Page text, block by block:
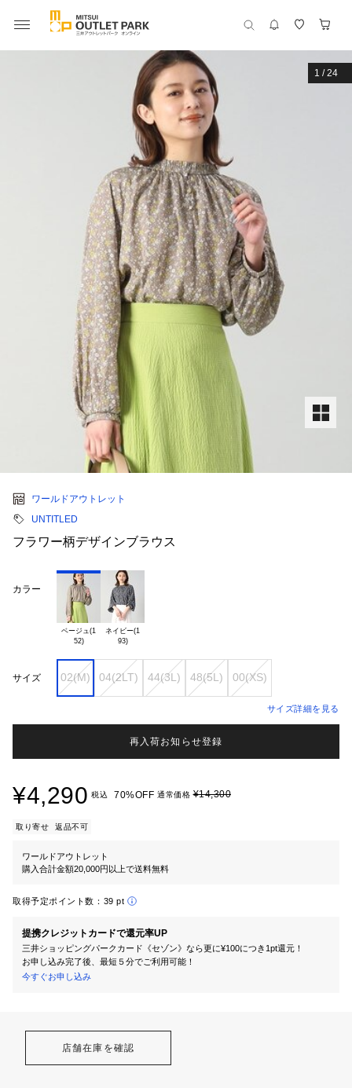
1 /24
ワールドアウトレット
UNTITLED
フラワー柄デザインブラウス
カラー
ベージュ(1
52)
ネイビー(1
93)
サイズ 02(M) 04(2LT) 44(3L) 48(5L) 00(XS)
サイズ詳細を見る
再入荷お知らせ登録
¥4,290 税込 70%OFF 通常価格¥14,300
取り寄せ 返品不可
ワールドアウトレット
購入合計金額20,000円以上で送料無料
取得予定ポイント数： 39 pt
提携クレジットカードで還元率UP
三井ショッピングパークカード《セゾン》なら更に¥100につき1pt還元！
お申し込み完了後、最短５分でご利用可能！
今すぐお申し込み
店舗在庫を確認